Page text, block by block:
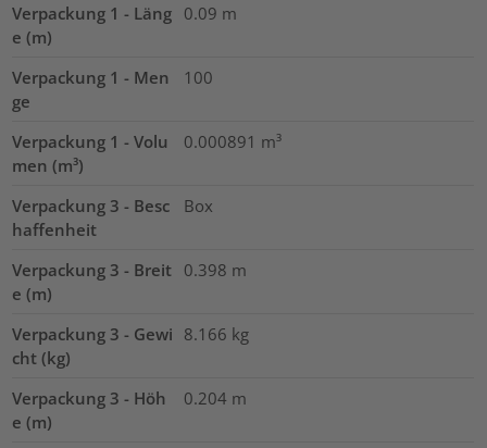
Verpackung 1 - Läng
e (m)
0.09 m
Verpackung 1 - Men
ge
100
Verpackung 1 - Volu
men (m³)
0.000891 m³
Verpackung 3 - Besc
haffenheit
Box
Verpackung 3 - Breit
e (m)
0.398 m
Verpackung 3 - Gewi
cht (kg)
8.166 kg
Verpackung 3 - Höh
e (m)
0.204 m